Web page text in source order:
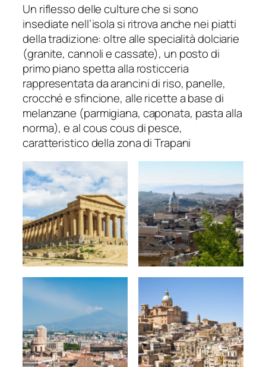
Un riflesso delle culture che si sono
insediate nell’isola si ritrova anche nei piatti
della tradizione: oltre alle specialità dolciarie
(granite, cannoli e cassate), un posto di
primo piano spetta alla rosticceria
rappresentata da arancini di riso, panelle,
crocché e sfincione, alle ricette a base di
melanzane (parmigiana, caponata, pasta alla
norma), e al cous cous di pesce,
caratteristico della zona di Trapani